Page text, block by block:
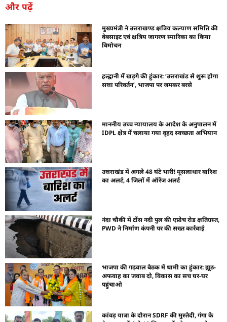
और पढ़ें
मुख्यमंत्री ने उत्तराखण्ड क्षत्रिय कल्याण समिति की
वेबसाइट एवं क्षत्रिय जागरण स्मारिका का किया
विमोचन
हल्द्वानी में खड़गे की हुंकार: ‘उत्तराखंड से शुरू होगा
सत्ता परिवर्तन’, भाजपा पर जमकर बरसे
माननीय उच्च न्यायालय के आदेश के अनुपालन में
IDPL क्षेत्र में चलाया गया वृहद स्वच्छता अभियान
उत्तराखंड में अगले 48 घंटे भारी! मूसलाधार बारिश
का अलर्ट, 4 जिलों में ऑरेंज अलर्ट
नंदा चौकी में टोंस नदी पुल की एप्रोच रोड क्षतिग्रस्त,
PWD ने निर्माण कंपनी पर की सख्त कार्रवाई
भाजपा की गढ़वाल बैठक में धामी का हुंकार: झूठ-
अफवाह का जवाब दो, विकास का सच घर-घर
पहुंचाओ
कांवड़ यात्रा के दौरान SDRF की मुस्तैदी, गंगा के